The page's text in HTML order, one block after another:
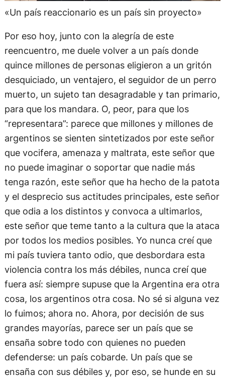
«Un país reaccionario es un país sin proyecto»
Por eso hoy, junto con la alegría de este
reencuentro, me duele volver a un país donde
quince millones de personas eligieron a un gritón
desquiciado, un ventajero, el seguidor de un perro
muerto, un sujeto tan desagradable y tan primario,
para que los mandara. O, peor, para que los
“representara”: parece que millones y millones de
argentinos se sienten sintetizados por este señor
que vocifera, amenaza y maltrata, este señor que
no puede imaginar o soportar que nadie más
tenga razón, este señor que ha hecho de la patota
y el desprecio sus actitudes principales, este señor
que odia a los distintos y convoca a ultimarlos,
este señor que teme tanto a la cultura que la ataca
por todos los medios posibles. Yo nunca creí que
mi país tuviera tanto odio, que desbordara esta
violencia contra los más débiles, nunca creí que
fuera así: siempre supuse que la Argentina era otra
cosa, los argentinos otra cosa. No sé si alguna vez
lo fuimos; ahora no. Ahora, por decisión de sus
grandes mayorías, parece ser un país que se
ensaña sobre todo con quienes no pueden
defenderse: un país cobarde. Un país que se
ensaña con sus débiles y, por eso, se hunde en su